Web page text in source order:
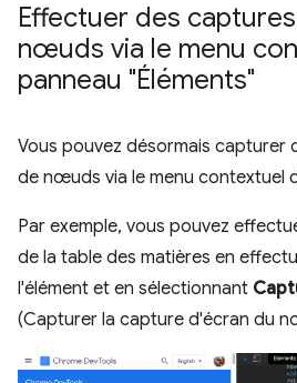
Effectuer des
nœuds via le menu
panneau "Éléments"
Vous pouvez désormais capturer
de nœuds via le menu contextuel
Par exemple, vous pouvez
de la table des matières en
l'élément et en sélectionnant
(Capturer la capture d'écran du